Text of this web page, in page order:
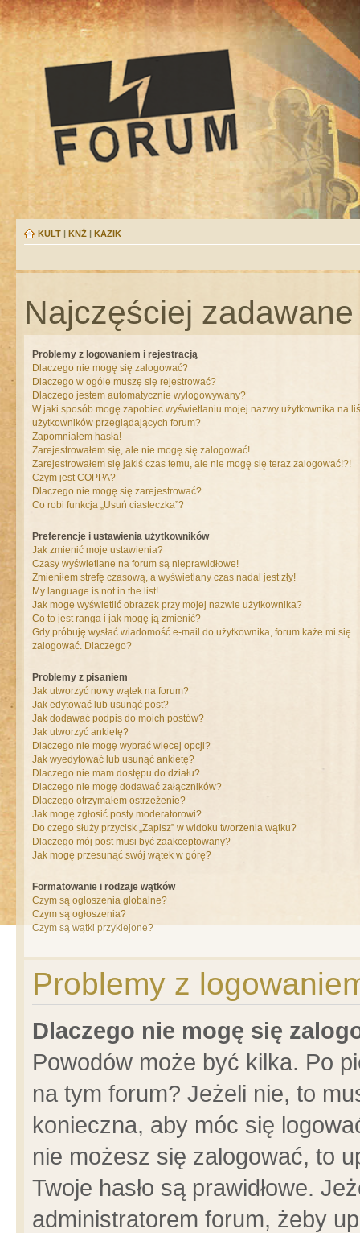
KULT | KNŻ | KAZIK
Najczęściej
Problemy z logowaniem i rejestracją
Dlaczego nie mogę się zalogować?
Dlaczego w ogóle muszę się rejestrować?
Dlaczego jestem automatycznie wylogowywany?
W jaki sposób mogę zapobiec wyświetlaniu mojej nazwy użytkownika na
użytkowników przeglądających forum?
Zapomniałem hasła!
Zarejestrowałem się, ale nie mogę się zalogować!
Zarejestrowałem się jakiś czas temu, ale nie mogę się teraz zalogować!?!
Czym jest COPPA?
Dlaczego nie mogę się zarejestrować?
Co robi funkcja „Usuń ciasteczka”?
Preferencje i ustawienia użytkowników
Jak zmienić moje ustawienia?
Czasy wyświetlane na forum są nieprawidłowe!
Zmieniłem strefę czasową, a wyświetlany czas nadal jest zły!
My language is not in the list!
Jak mogę wyświetlić obrazek przy mojej nazwie użytkownika?
Co to jest ranga i jak mogę ją zmienić?
Gdy próbuję wysłać wiadomość e-mail do użytkownika, forum każe mi się
zalogować. Dlaczego?
Problemy z pisaniem
Jak utworzyć nowy wątek na forum?
Jak edytować lub usunąć post?
Jak dodawać podpis do moich postów?
Jak utworzyć ankietę?
Dlaczego nie mogę wybrać więcej opcji?
Jak wyedytować lub usunąć ankietę?
Dlaczego nie mam dostępu do działu?
Dlaczego nie mogę dodawać załączników?
Dlaczego otrzymałem ostrzeżenie?
Jak mogę zgłosić posty moderatorowi?
Do czego służy przycisk „Zapisz” w widoku tworzenia wątku?
Dlaczego mój post musi być zaakceptowany?
Jak mogę przesunąć swój wątek w górę?
Formatowanie i rodzaje wątków
Czym są ogłoszenia globalne?
Czym są ogłoszenia?
Czym są wątki przyklejone?
Problemy z
Dlaczego nie mogę się
Powodów może być kilka. Po
na tym forum? Jeżeli nie, to
konieczna, aby móc się
nie możesz się zalogować, to
Twoje hasło są prawidłowe.
administratorem forum, żeby